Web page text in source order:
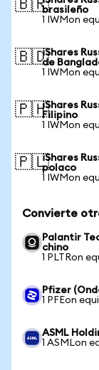
🇧🇷brasileño
1 IWMon
🇧🇩iShares
de
1 IWMon
🇵🇭iShares
Filipino
1 IWMon
🇵🇱iShares
polaco
1 IWMon
Convierte
Palantir
chino
1 PLTRon
Pfizer
1 PFEon
ASML
1 ASMLon